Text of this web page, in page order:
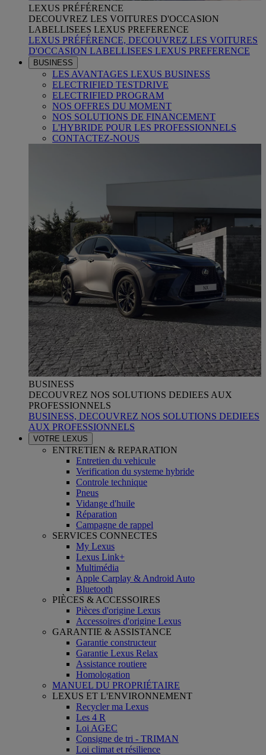
LEXUS PRÉFÉRENCE
DECOUVREZ LES VOITURES D'OCCASION
LABELLISEES LEXUS PREFERENCE
LEXUS PRÉFÉRENCE, DECOUVREZ LES VOITURES
D'OCCASION LABELLISEES LEXUS PREFERENCE
BUSINESS
LES AVANTAGES LEXUS BUSINESS
ELECTRIFIED TESTDRIVE
ELECTRIFIED PROGRAM
NOS OFFRES DU MOMENT
NOS SOLUTIONS DE FINANCEMENT
L'HYBRIDE POUR LES PROFESSIONNELS
CONTACTEZ-NOUS
BUSINESS
DECOUVREZ NOS SOLUTIONS DEDIEES AUX
PROFESSIONNELS
BUSINESS, DECOUVREZ NOS SOLUTIONS DEDIEES
AUX PROFESSIONNELS
VOTRE LEXUS
ENTRETIEN & REPARATION
Entretien du vehicule
Verification du systeme hybride
Controle technique
Pneus
Vidange d'huile
Réparation
Campagne de rappel
SERVICES CONNECTES
My Lexus
Lexus Link+
Multimédia
Apple Carplay & Android Auto
Bluetooth
PIÈCES & ACCESSOIRES
Pièces d'origine Lexus
Accessoires d'origine Lexus
GARANTIE & ASSISTANCE
Garantie constructeur
Garantie Lexus Relax
Assistance routiere
Homologation
MANUEL DU PROPRIÉTAIRE
LEXUS ET L'ENVIRONNEMENT
Recycler ma Lexus
Les 4 R
Loi AGEC
Consigne de tri - TRIMAN
Loi climat et résilience